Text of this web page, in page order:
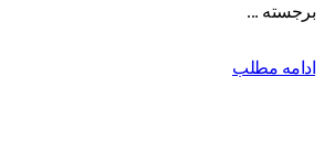
برجسته ...
ادامه مطلب